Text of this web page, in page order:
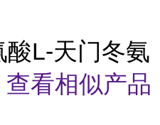
酸L-天门冬氨
查看相似产品